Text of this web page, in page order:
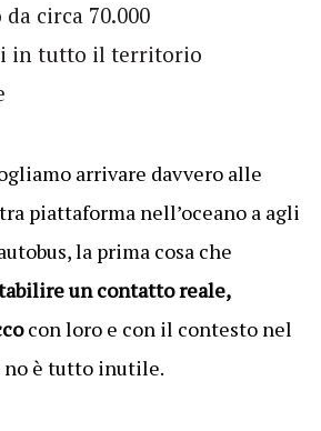
circa 70.000
in tutto il territorio
arrivare davvero alle
piattaforma nell’oceano a agli
la prima cosa che
un contatto reale,
con loro e con il contesto nel
no è tutto inutile.